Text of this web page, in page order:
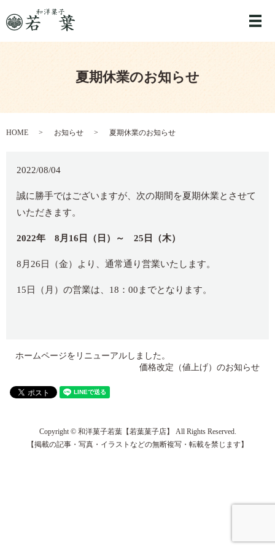
メ
夏期休業のお知らせ
HOME お知らせ 夏期休業のお知らせ
2022/08/04
誠に勝手ではございますが、次の期間を夏期休業とさせて
いただきます。
2022年 8月16日（日）～ 25日（木）
8月26日（金）より、通常通り営業いたします。
15日（月）の営業は、18：00までとなります。
ホームページをリニューアルしました。
価格改定（値上げ）のお知らせ
Copyright © 和洋菓子若葉【若葉菓子店】 All Rights Reserved.
【掲載の記事・写真・イラストなどの無断複写・転載を禁じます】